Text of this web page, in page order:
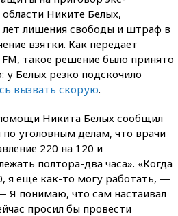
Никите Белых,
лишения свободы и штраф в
взятки. Как передает
такое решение было принято
у Белых резко подскочило
вызвать скорую.
Никита Белых сообщил
по уголовным делам, что врачи
220 на 120 и
полтора-два часа». «Когда
я еще как-то могу работать, —
Я понимаю, что сам настаивал
просил бы провести